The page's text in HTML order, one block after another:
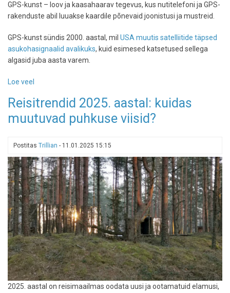
GPS-kunst – loov ja kaasahaarav tegevus, kus nutitelefoni ja GPS-
rakenduste abil luuakse kaardile põnevaid joonistusi ja mustreid.
GPS-kunst sündis 2000. aastal, mil USA muutis satelliitide täpsed
asukohasignaalid avalikuks, kuid esimesed katsetused sellega
algasid juba aasta varem.
Loe veel
kunst:
liikumine
jälgi
jättes
Reisitrendid 2025. aastal: kuidas
muutuvad puhkuse viisid?
Postitas Trillian - 11.01.2025 15:15
2025. aastal on reisimaailmas oodata uusi ja ootamatuid elamusi,